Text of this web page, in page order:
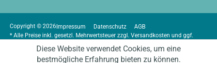
Copyright © 2026 Impressum Datenschutz
AGB
* Alle Preise inkl. gesetzl. Mehrwertsteuer zzgl. Versandkosten und ggf.
Diese Website verwendet Cookies, um eine
bestmögliche Erfahrung bieten zu können.